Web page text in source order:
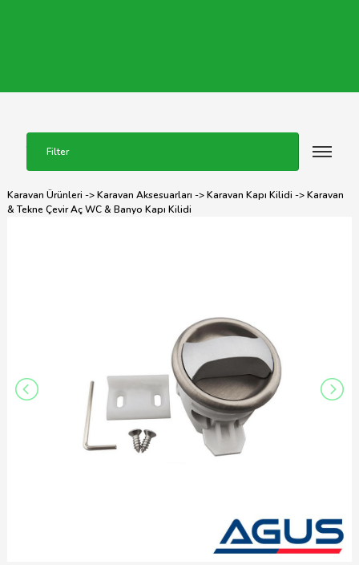
Filter
Karavan Ürünleri ->Karavan Aksesuarları ->Karavan Kapı Kilidi -> Karavan
& Tekne Çevir Aç WC & Banyo Kapı Kilidi